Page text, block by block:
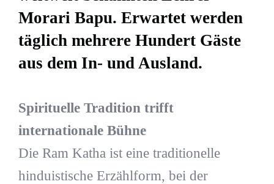
Morari Bapu. Erwartet werden
täglich mehrere Hundert Gäste
aus dem In- und Ausland.
Spirituelle Tradition trifft
internationale Bühne
Die Ram Katha ist eine traditionelle
hinduistische Erzählform, bei der